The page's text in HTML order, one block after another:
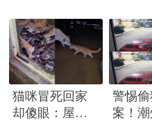
猫咪冒死回家
却傻眼：屋外
警惕
案！